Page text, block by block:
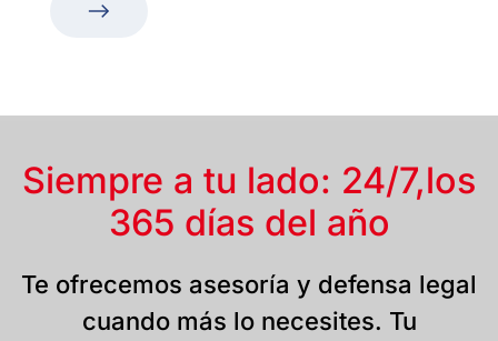
Siempre a tu lado: 24/7,los
365 días del año
Te ofrecemos asesoría y defensa legal
cuando más lo necesites. Tu